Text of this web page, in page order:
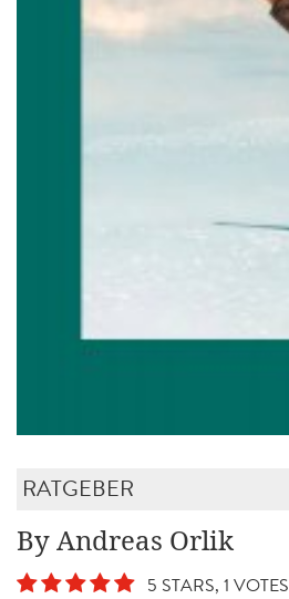
RATGEBER
By Andreas Orlik
5 STARS, 1 VOTES